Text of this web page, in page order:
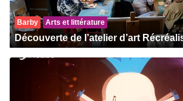
Barby Arts et littérature
Découverte de l’atelier d’art